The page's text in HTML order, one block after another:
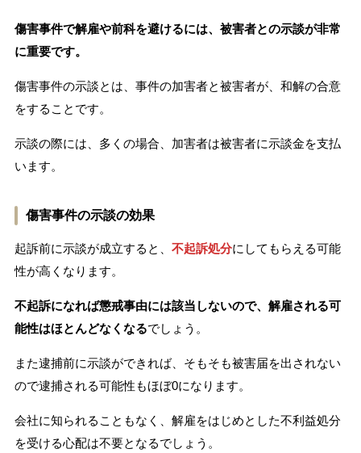
傷害事件で解雇や前科を避けるには、被害者との示談が非常
に重要です。
傷害事件の示談とは、事件の加害者と被害者が、和解の合意
をすることです。
示談の際には、多くの場合、加害者は被害者に示談金を支払
います。
傷害事件の示談の効果
起訴前に示談が成立すると、 不起訴処分にしてもらえる可能
性が高くなります。
不起訴になれば懲戒事由には該当しないので、解雇される可
能性はほとんどなくなるでしょう。
また逮捕前に示談ができれば、そもそも被害届を出されない
ので逮捕される可能性もほぼ0になります。
会社に知られることもなく、解雇をはじめとした不利益処分
を受ける心配は不要となるでしょう。